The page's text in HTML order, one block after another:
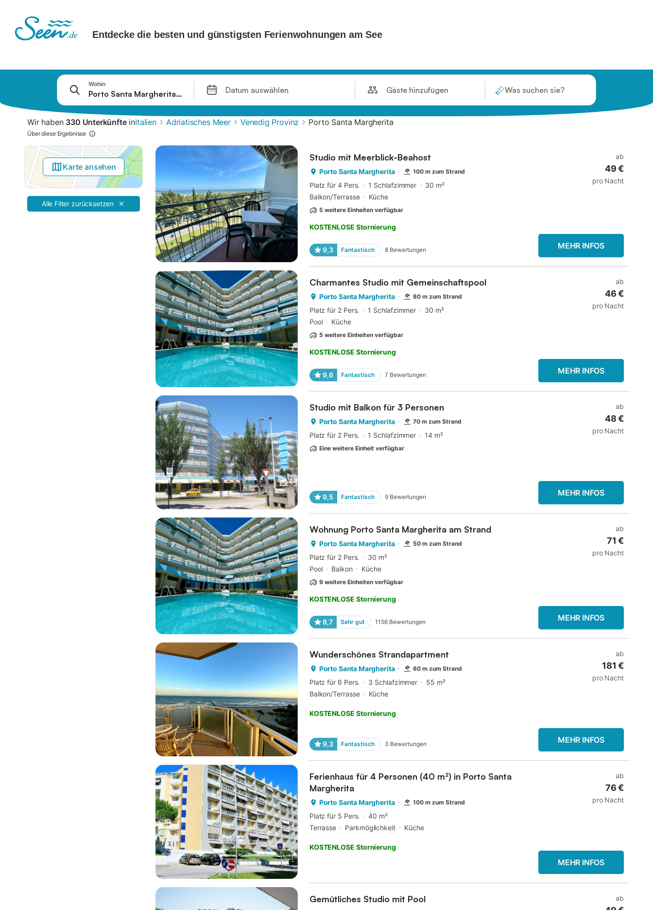
Filter
Angebote
Wohin
Datum auswählen Gäste hinzufügen Was suchen sie?
Wir haben 330 UnterkünfteinItalien Adriatisches Meer Venedig Provinz Porto Santa Margherita
Über diese Ergebnisse
Karte ansehen
Alle Filter zurücksetzen
Studio mit Meerblick-Beahost
Porto Santa Margherita 100 m zum Strand
Platz für 4 Pers. 1 Schlafzimmer
30 m²
Balkon/Terrasse
Küche
5 weitere Einheiten verfügbar
KOSTENLOSE Stornierung
9,3 Fantastisch 8 Bewertungen
ab
49 €
pro Nacht
MEHR INFOS
Charmantes Studio mit Gemeinschaftspool
Porto Santa Margherita 80 m zum Strand
Platz für 2 Pers. 1 Schlafzimmer
30 m²
Pool
Küche
5 weitere Einheiten verfügbar
KOSTENLOSE Stornierung
9,6 Fantastisch 7 Bewertungen
ab
46 €
pro Nacht
MEHR INFOS
Studio mit Balkon für 3 Personen
Porto Santa Margherita 70 m zum Strand
Platz für 2 Pers. 1 Schlafzimmer 14 m²
Eine weitere Einheit verfügbar
9,5 Fantastisch 9 Bewertungen
ab
48 €
pro Nacht
MEHR INFOS
Wohnung Porto Santa Margherita am Strand
Porto Santa Margherita 50 m zum Strand
Platz für 2 Pers.
30 m²
Pool
Balkon Küche
9 weitere Einheiten verfügbar
KOSTENLOSE Stornierung
8,7 Sehr gut 1156 Bewertungen
ab
71 €
pro Nacht
MEHR INFOS
Wunderschönes Strandapartment
Porto Santa Margherita 60 m zum Strand
Platz für 6 Pers. 3 Schlafzimmer
55 m²
Balkon/Terrasse
Küche
KOSTENLOSE Stornierung
9,3 Fantastisch 3 Bewertungen
ab
181 €
pro Nacht
MEHR INFOS
Ferienhaus für 4 Personen (40 m²) in Porto Santa
Margherita
Porto Santa Margherita 100 m zum Strand
Platz für 5 Pers.
40 m²
Terrasse
Parkmöglichkeit Küche
KOSTENLOSE Stornierung
ab
76 €
pro Nacht
MEHR INFOS
Gemütliches Studio mit Pool ab